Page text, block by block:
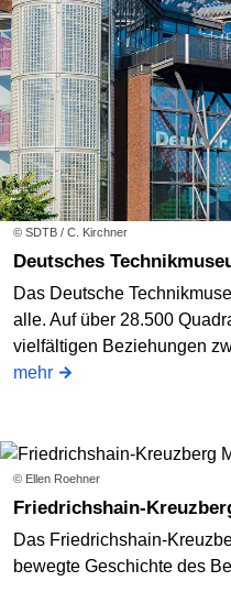
© SDTB / C. Kirchner
Deutsches
Das Deutsche
alle. Auf über 28.500
vielfältigen Beziehungen
mehr
© Ellen Roehner
Friedrichshain-
Das Friedrichshain-
bewegte Geschichte des